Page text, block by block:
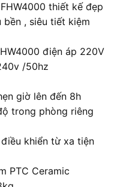
thiết kế đẹp
bền , siêu tiết kiệm
điện áp 220V
/50hz
giờ lên đến 8h
trong phòng riêng
khiển từ xa tiện
PTC Ceramic